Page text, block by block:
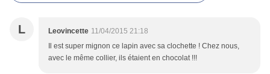
L Leovincette 11/04/2015 21:18
Il est super mignon ce lapin avec sa clochette ! Chez nous,
avec le même collier, ils étaient en chocolat !!!